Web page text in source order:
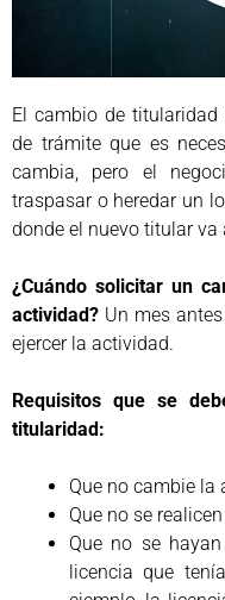
El cambio de
de trámite que es
cambia, pero el
traspasar o heredar un
donde el nuevo titular
¿Cuándo solicitar un
actividad? Un mes
ejercer la actividad.
Requisitos que se
titularidad:
Que no cambie la
Que no se
Que no se
licencia que